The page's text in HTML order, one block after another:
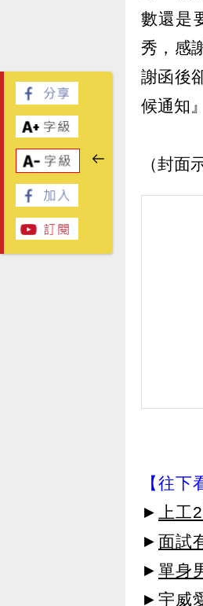
數還是
秀，感
謝函後
候通知
（封面
【往下
►
上
► 面試
► 單身
►宇威